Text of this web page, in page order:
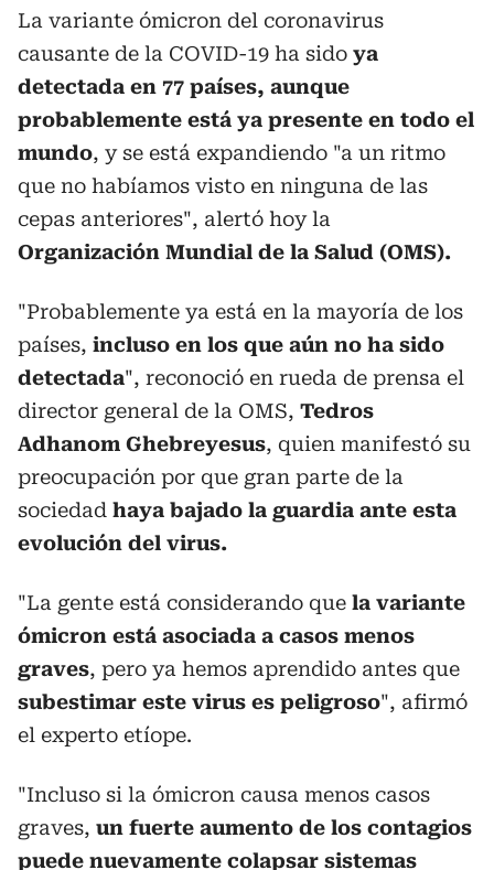
La variante ómicron del coronavirus
causante de la COVID-19 ha sido ya
detectada en 77 países, aunque
probablemente está ya presente en todo el
mundo, y se está expandiendo "a un ritmo
que no habíamos visto en ninguna de las
cepas anteriores", alertó hoy la
Organización Mundial de la Salud (OMS).
"Probablemente ya está en la mayoría de los
países, incluso en los que aún no ha sido
detectada", reconoció en rueda de prensa el
director general de la OMS, Tedros
Adhanom Ghebreyesus, quien manifestó su
preocupación por que gran parte de la
sociedad haya bajado la guardia ante esta
evolución del virus.
"La gente está considerando que la variante
ómicron está asociada a casos menos
graves, pero ya hemos aprendido antes que
subestimar este virus es peligroso", afirmó
el experto etíope.
"Incluso si la ómicron causa menos casos
graves, un fuerte aumento de los contagios
puede nuevamente colapsar sistemas